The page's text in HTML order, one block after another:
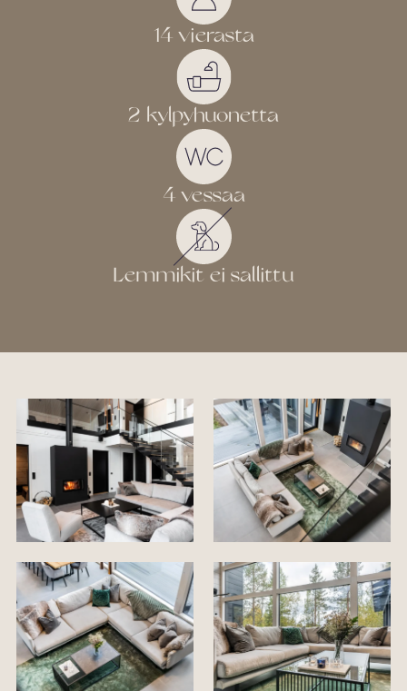
Latauspiste kahdelle sähköautolle maalämmöllä
lämmitetyssä suuressa autotallissa
Moottorikelkkojen säilytys maalämmöllä lämmitetyssä
14 vierasta
2 kylpyhuonetta
4 vessaa
Lemmikit ei sallittu